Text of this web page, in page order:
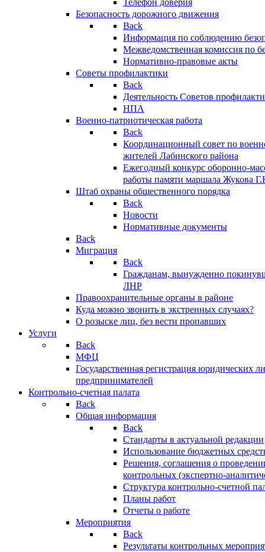
Телефон доверия
Безопасность дорожного движения
Back
Информация по соблюдению
Межведомственная комиссия по
Нормативно-правовые акты
Советы профилактики
Back
Деятельность Советов
НПА
Военно-патриотическая работа
Back
Координационный совет по
жителей Лабинского района
Ежегодный конкурс оборонно-
работы памяти маршала Жукова
Штаб охраны общественного порядка
Back
Новости
Нормативные документы
Back
Миграция
Back
Гражданам, вынужденно
ЛНР
Правоохранительные органы в районе
Куда можно звонить в экстренных случаях?
О розыске лиц, без вести пропавших
Услуги
Back
МФЦ
Государственная регистрация юридических
предпринимателей
Контрольно-счетная палата
Back
Общая информация
Back
Стандарты в актуальной редакции
Использование бюджетных
Решения, соглашения о
контрольных (экспертно-
Структура контрольно-счетной
Планы работ
Отчеты о работе
Мероприятия
Back
Результаты контрольных